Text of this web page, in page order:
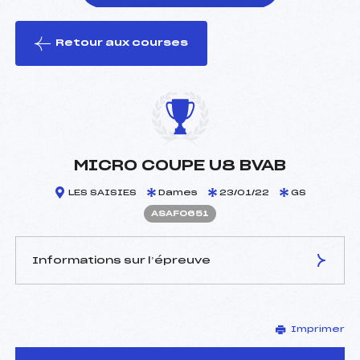
le ski
Retour aux courses
MICRO COUPE U8 BVAB
LES SAISIES Dames 23/01/22 GS
ASAF0651
Informations sur l’épreuve
–
Arbitre :
–
Imprimer